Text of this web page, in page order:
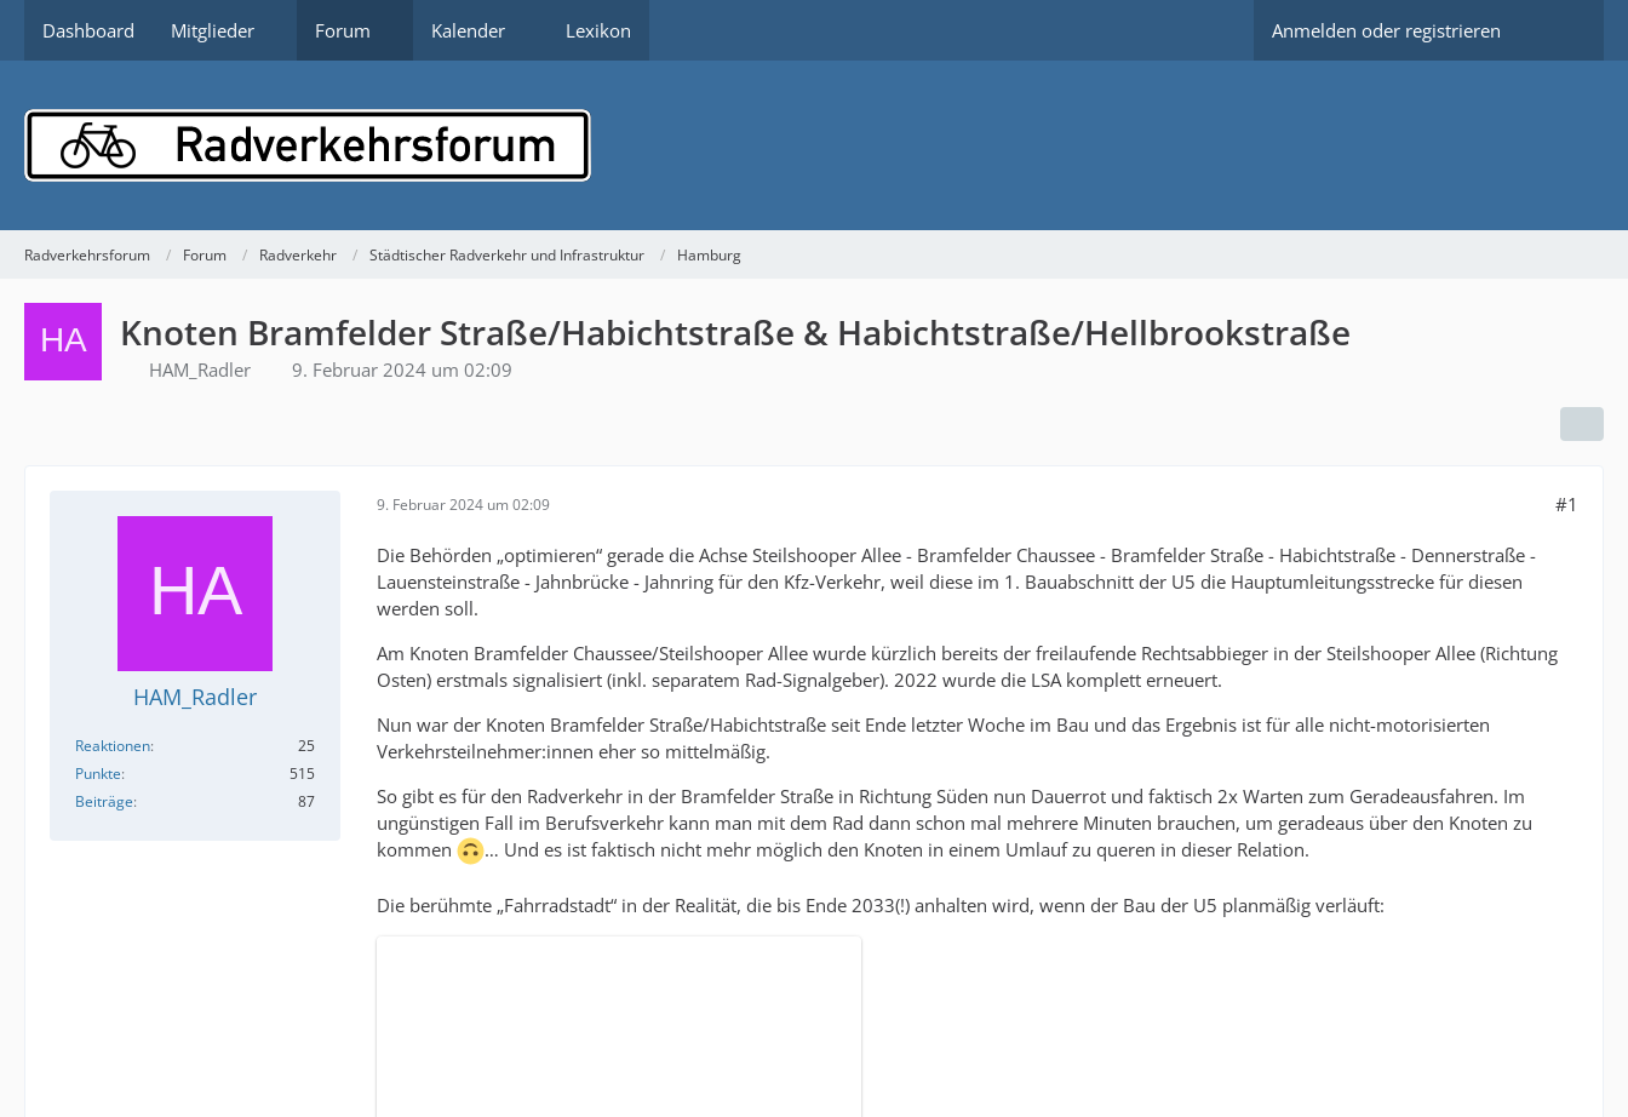
Dashboard Mitglieder Forum Kalender Lexikon Anmelden oder registrieren
Radverkehrsforum Forum Radverkehr Städtischer Radverkehr und Infrastruktur Hamburg
Knoten Bramfelder Straße/Habichtstraße & Habichtstraße/Hellbrookstraße
HAM_Radler 9. Februar 2024 um 02:09
HAM_Radler
Reaktionen
25
Punkte
515
Beiträge
87
9. Februar 2024 um 02:09 #1
Die Behörden „optimieren“ gerade die Achse Steilshooper Allee - Bramfelder Chaussee - Bramfelder Straße - Habichtstraße - Dennerstraße -
Lauensteinstraße - Jahnbrücke - Jahnring für den Kfz-Verkehr, weil diese im 1. Bauabschnitt der U5 die Hauptumleitungsstrecke für diesen
werden soll.
Am Knoten Bramfelder Chaussee/Steilshooper Allee wurde kürzlich bereits der freilaufende Rechtsabbieger in der Steilshooper Allee (Richtung
Osten) erstmals signalisiert (inkl. separatem Rad-Signalgeber). 2022 wurde die LSA komplett erneuert.
Nun war der Knoten Bramfelder Straße/Habichtstraße seit Ende letzter Woche im Bau und das Ergebnis ist für alle nicht-motorisierten
Verkehrsteilnehmer:innen eher so mittelmäßig.
So gibt es für den Radverkehr in der Bramfelder Straße in Richtung Süden nun Dauerrot und faktisch 2x Warten zum Geradeausfahren. Im
ungünstigen Fall im Berufsverkehr kann man mit dem Rad dann schon mal mehrere Minuten brauchen, um geradeaus über den Knoten zu
kommen
… Und es ist faktisch nicht mehr möglich den Knoten in einem Umlauf zu queren in dieser Relation.
Die berühmte „Fahrradstadt“ in der Realität, die bis Ende 2033(!) anhalten wird, wenn der Bau der U5 planmäßig verläuft: